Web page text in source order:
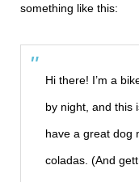
something like this:
Hi there! I’m a
by night, and this
have a great dog
coladas. (And